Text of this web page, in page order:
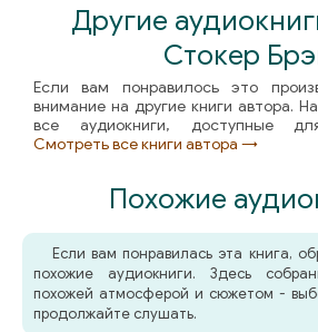
Другие
Стокер
Если вам понравилось это
внимание на другие книги автора.
все аудиокниги, доступные
Смотреть все книги автора →
Похожие
Если вам понравилась эта книга,
похожие аудиокниги. Здесь
похожей атмосферой и сюжетом -
продолжайте слушать.